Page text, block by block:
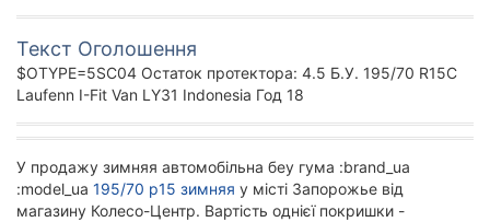
Текст Оголошення
$OTYPE=5SC04 Остаток протектора: 4.5 Б.У. 195/70 R15C
Laufenn I-Fit Van LY31 Indonesia Год 18
У продажу зимняя автомобільна беу гума :brand_ua
:model_ua 195/70 р15 зимняя у місті Запорожье від
магазину Колесо-Центр. Вартість однієї покришки -